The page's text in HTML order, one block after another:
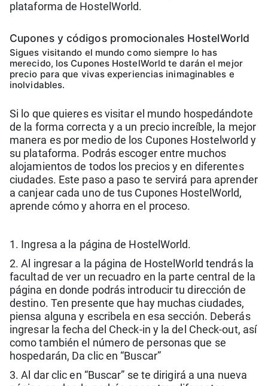
plataforma de HostelWorld.
Cupones y códigos promocionales HostelWorld
Sigues visitando el mundo como siempre lo has
merecido, los Cupones HostelWorld te darán el mejor
precio para que vivas experiencias inimaginables e
inolvidables.
Si lo que quieres es visitar el mundo hospedándote
de la forma correcta y a un precio increíble, la mejor
manera es por medio de los Cupones Hostelworld y
su plataforma. Podrás escoger entre muchos
alojamientos de todos los precios y en diferentes
ciudades. Este paso a paso te servirá para aprender
a canjear cada uno de tus Cupones HostelWorld,
aprende cómo y ahorra en el proceso.
1. Ingresa a la página de HostelWorld.
2. Al ingresar a la página de HostelWorld tendrás la
facultad de ver un recuadro en la parte central de la
página en donde podrás introducir tu dirección de
destino. Ten presente que hay muchas ciudades,
piensa alguna y escribela en esa sección. Deberás
ingresar la fecha del Check-in y la del Check-out, así
como también el número de personas que se
hospedarán, Da clic en “Buscar”
3. Al dar clic en “Buscar” se te dirigirá a una nueva